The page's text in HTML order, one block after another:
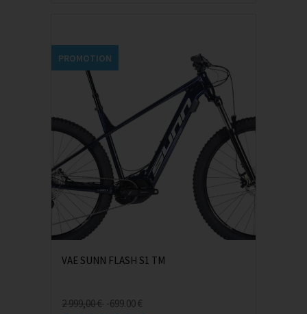
PROMOTION
VAE SUNN FLASH S1 TM
2 999,00 € -699.00 €